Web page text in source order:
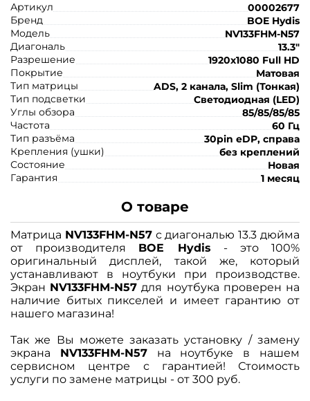
Артикул
00002677
Бренд
BOE Hydis
Модель
NV133FHM-N57
Диагональ
13.3"
Разрешение
1920x1080 Full HD
Покрытие
Матовая
Тип матрицы
ADS, 2 канала, Slim (Тонкая)
Тип подсветки
Светодиодная (LED)
Углы обзора
85/85/85/85
Частота
60 Гц
Тип разъёма
30pin eDP, справа
Крепления (ушки)
без креплений
Состояние
Новая
Гарантия
1 месяц
О товаре
Матрица NV133FHM-N57с диагональю 13.3 дюйма
от производителя BOE Hydis - это 100%
оригинальный дисплей, такой же, который
устанавливают в ноутбуки при производстве.
Экран NV133FHM-N57 для ноутбука проверен на
наличие битых пикселей и имеет гарантию от
нашего магазина!
Так же Вы можете заказать установку / замену
экрана NV133FHM-N57на ноутбуке в нашем
сервисном центре с гарантией! Стоимость
услуги по замене матрицы - от 300 руб.